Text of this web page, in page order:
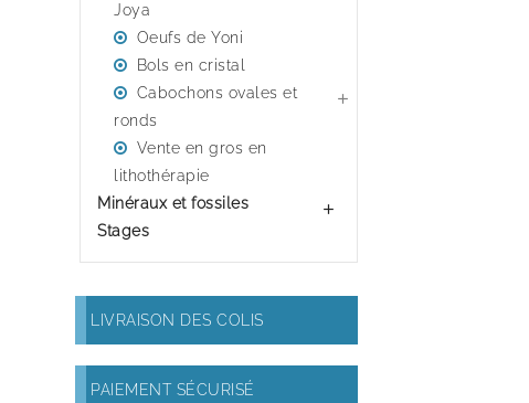
Joya
Oeufs de Yoni
Bols en cristal
Cabochons ovales et
ronds

Vente en gros en
lithothérapie
Minéraux et fossiles

Stages
LIVRAISON DES COLIS
PAIEMENT SÉCURISÉ